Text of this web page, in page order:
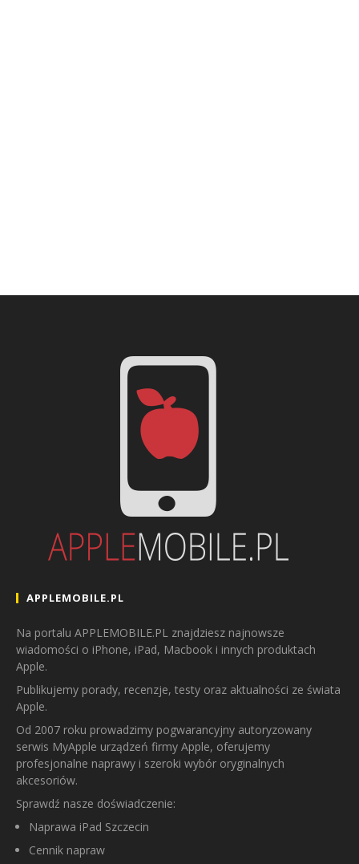
APPLEMOBILE.PL
Na portalu APPLEMOBILE.PL znajdziesz najnowsze
wiadomości o iPhone, iPad, Macbook i innych produktach
Apple.
Publikujemy porady, recenzje, testy oraz aktualności ze świata
Apple.
Od 2007 roku prowadzimy pogwarancyjny autoryzowany
serwis MyApple urządzeń firmy Apple, oferujemy
profesjonalne naprawy i szeroki wybór oryginalnych
akcesoriów.
Sprawdź nasze doświadczenie:
Naprawa iPad Szczecin
Cennik napraw